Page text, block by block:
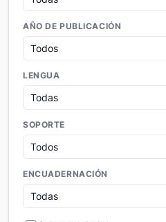
AÑO DE PUBLICACIÓN
LENGUA
SOPORTE
ENCUADERNACIÓN